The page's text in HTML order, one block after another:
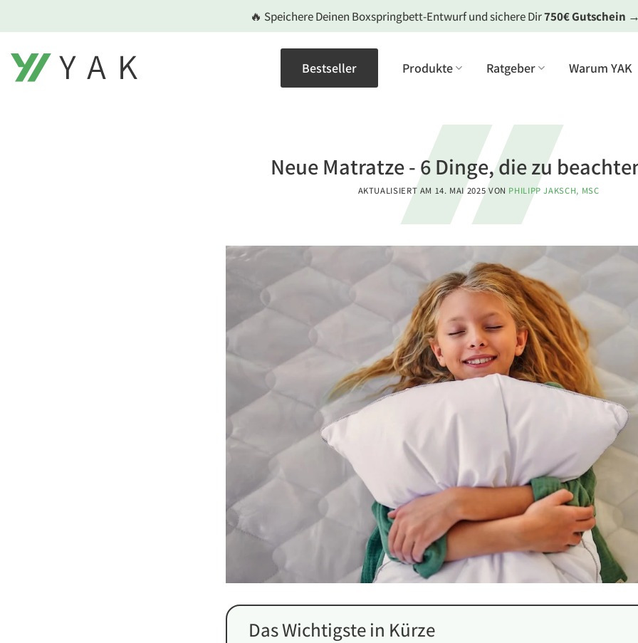
Inhalt
🔥 Speichere Deinen Boxspringbett-Entwurf und sichere Dir750€ Gutschein →
Bestseller Produkte Ratgeber Warum YAK
Neue Matratze - 6 Dinge, die zu
AKTUALISIERT AM 14. MAI 2025VON PHILIPP JAKSCH, MSC
Das Wichtigste in Kürze